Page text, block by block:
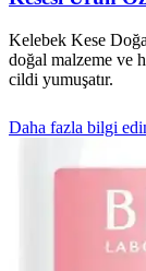
Kelebek Kese
doğal malzeme ve
cildi yumuşatır.
Daha fazla bilgi